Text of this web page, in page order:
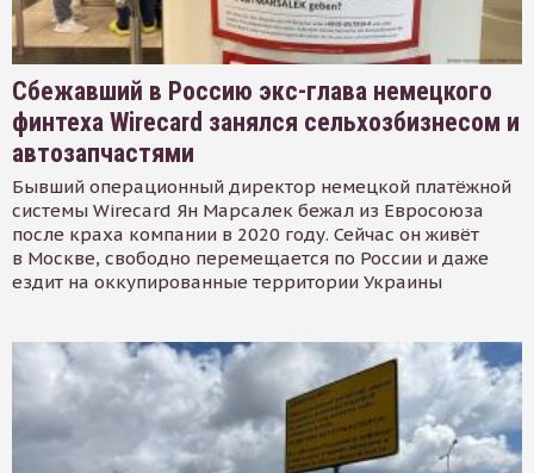
Сбежавший в Россию экс-глава немецкого
финтеха Wirecard занялся сельхозбизнесом и
автозапчастями
Бывший операционный директор немецкой платёжной
системы Wirecard Ян Марсалек бежал из Евросоюза
после краха компании в 2020 году. Сейчас он живёт
в Москве, свободно перемещается по России и даже
ездит на оккупированные территории Украины